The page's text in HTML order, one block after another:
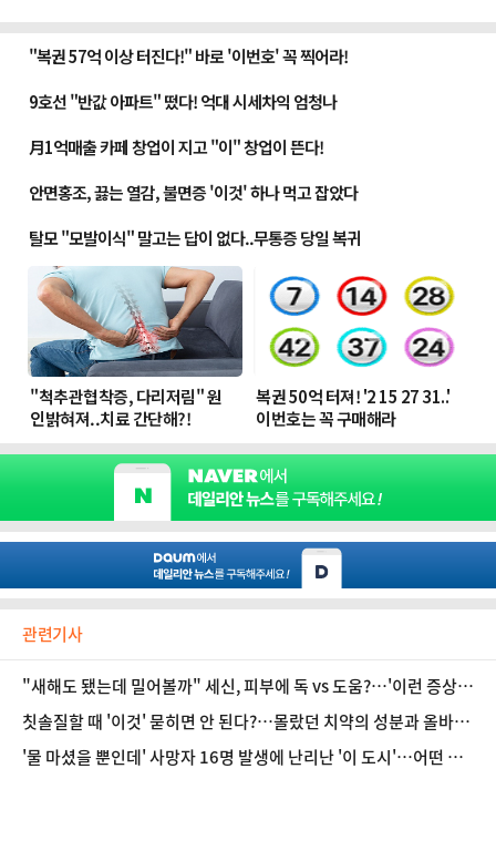
관련기사
"새해도 됐는데 밀어볼까" 세신, 피부에 독 vs 도움?…'이런 증상'
있다면 피해야 [데일리 헬스]
칫솔질할 때 '이것' 묻히면 안 된다?…몰랐던 치약의 성분과 올바른
사용법 [데일리 헬스]
'물 마셨을 뿐인데' 사망자 16명 발생에 난리난 '이 도시'…어떤 증